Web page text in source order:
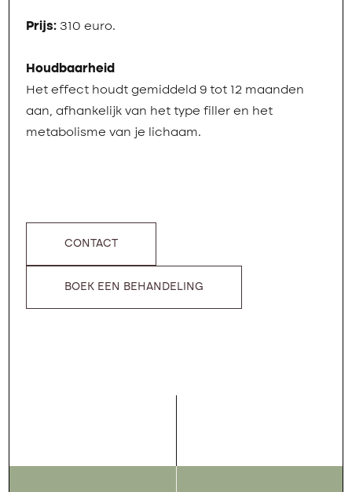
Prijs: 310 euro.
Houdbaarheid
Het effect houdt gemiddeld 9 tot 12 maanden
aan, afhankelijk van het type filler en het
metabolisme van je lichaam.
CONTACT
BOEK EEN BEHANDELING